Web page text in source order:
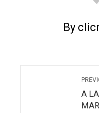
By
A